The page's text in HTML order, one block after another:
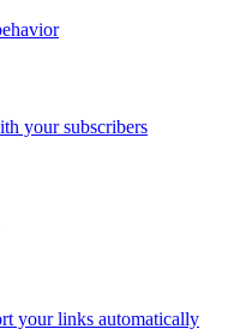
your subscribers
your links automatically